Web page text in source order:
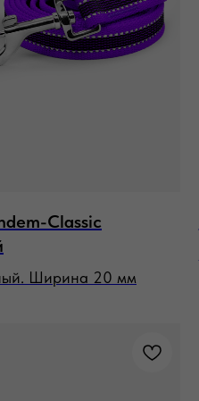
Classic
Ширина 20 мм